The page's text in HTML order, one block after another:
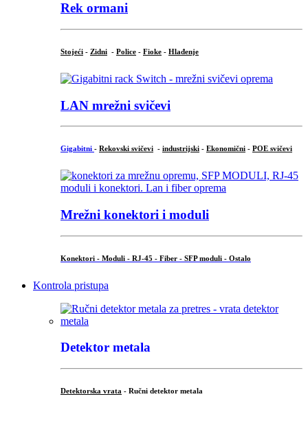
Rek ormani
Stojeći - Zidni - Police - Fioke - Hlađenje
LAN mrežni svičevi
Gigabitni - Rekovski svičevi - industrijski - Ekonomični - POE svičevi
Mrežni konektori i moduli
Konektori - Moduli - RJ-45 - Fiber - SFP moduli - Ostalo
Kontrola pristupa
Detektor metala
Detektorska vrata - Ručni detektor metala